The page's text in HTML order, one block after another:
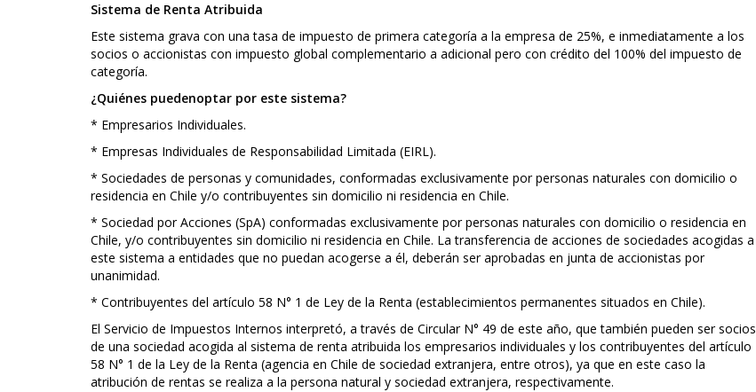
Sistema de Renta Atribuida
Este sistema grava con una tasa de impuesto de primera categoría a la empresa de 25%, e inmediatamente a los
socios o accionistas con impuesto global complementario a adicional pero con crédito del 100% del impuesto de
categoría.
¿Quiénes puedenoptar por este sistema?
* Empresarios Individuales.
* Empresas Individuales de Responsabilidad Limitada (EIRL).
* Sociedades de personas y comunidades, conformadas exclusivamente por personas naturales con domicilio o
residencia en Chile y/o contribuyentes sin domicilio ni residencia en Chile.
* Sociedad por Acciones (SpA) conformadas exclusivamente por personas naturales con domicilio o residencia en
Chile, y/o contribuyentes sin domicilio ni residencia en Chile. La transferencia de acciones de sociedades acogidas a
este sistema a entidades que no puedan acogerse a él, deberán ser aprobadas en junta de accionistas por
unanimidad.
* Contribuyentes del artículo 58 N° 1 de Ley de la Renta (establecimientos permanentes situados en Chile).
El Servicio de Impuestos Internos interpretó, a través de Circular N° 49 de este año, que también pueden ser socios
de una sociedad acogida al sistema de renta atribuida los empresarios individuales y los contribuyentes del artículo
58 N° 1 de la Ley de la Renta (agencia en Chile de sociedad extranjera, entre otros), ya que en este caso la
atribución de rentas se realiza a la persona natural y sociedad extranjera, respectivamente.